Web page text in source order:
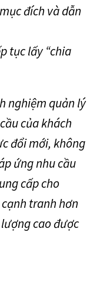
đích và dẫn
tục lấy “chia
nghiệm quản lý
của khách
đổi mới, không
ứng nhu cầu
cấp cho
tranh hơn
cao được